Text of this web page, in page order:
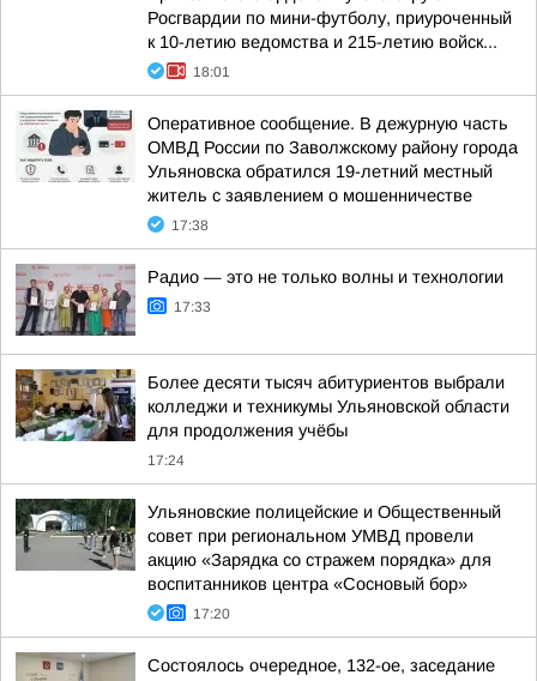
Росгвардии по мини-футболу, приуроченный
к 10-летию ведомства и 215-летию войск...
18:01
Оперативное сообщение. В дежурную часть
ОМВД России по Заволжскому району города
Ульяновска обратился 19-летний местный
житель с заявлением о мошенничестве
17:38
Радио — это не только волны и технологии
17:33
Более десяти тысяч абитуриентов выбрали
колледжи и техникумы Ульяновской области
для продолжения учёбы
17:24
Ульяновские полицейские и Общественный
совет при региональном УМВД провели
акцию «Зарядка со стражем порядка» для
воспитанников центра «Сосновый бор»
17:20
Состоялось очередное, 132-ое, заседание